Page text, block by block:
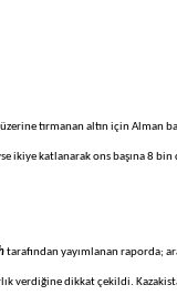
tırmanan altın için Alman
ikiye katlanarak ons başına 8
tarafından yayımlanan raporda;
verdiğine dikkat çekildi.